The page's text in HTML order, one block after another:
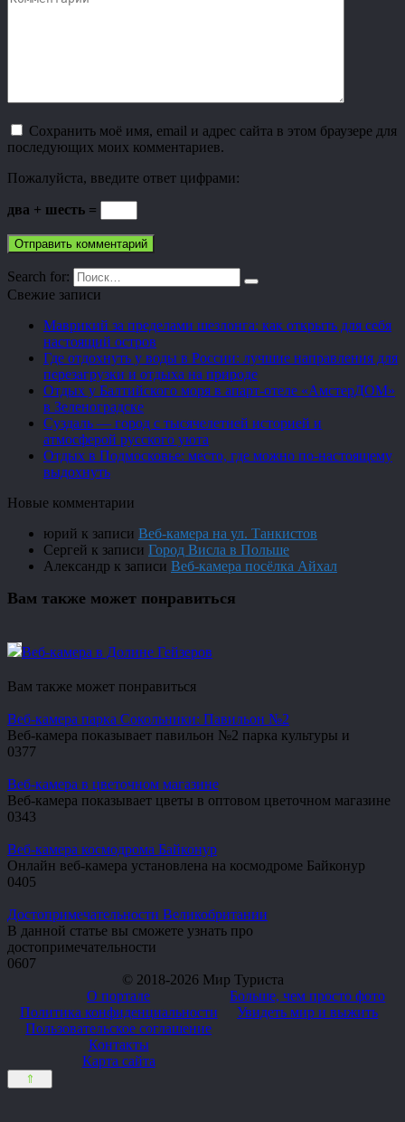
Сохранить моё имя, email и адрес сайта в этом браузере для
последующих моих комментариев.
Пожалуйста, введите ответ цифрами:
два + шесть =
Search for:
Свежие записи
Маврикий за пределами шезлонга: как открыть для себя
настоящий остров
Где отдохнуть у воды в России: лучшие направления для
перезагрузки и отдыха на природе
Отдых у Балтийского моря в апарт-отеле «АмстерДОМ»
в Зеленоградске
Суздаль — город с тысячелетней историей и
атмосферой русского уюта
Отдых в Подмосковье: место, где можно по-настоящему
выдохнуть
Новые комментарии
юрий к записи Веб-камера на ул. Танкистов
Сергей к записи Город Висла в Польше
Александр к записи Веб-камера посёлка Айхал
Вам также может понравиться
Веб-камера в Долине Гейзеров
Вам также может понравиться
Веб-камера парка Сокольники: Павильон №2
Веб-камера показывает павильон №2 парка культуры и
0377
Веб-камера в цветочном магазине
Веб-камера показывает цветы в оптовом цветочном магазине
0343
Веб-камера космодрома Байконур
Онлайн веб-камера установлена на космодроме Байконур
0405
Достопримечательности Великобритании
В данной статье вы сможете узнать про
достопримечательности
0607
© 2018-2026 Мир Туриста
О портале
Политика конфиденциальности
Пользовательское соглашение
Контакты
Карта сайта
Больше, чем просто фото
Увидеть мир и выжить